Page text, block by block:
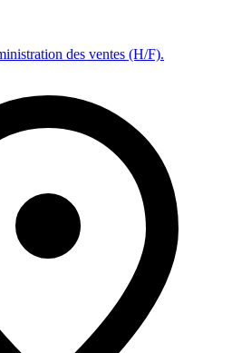
des ventes (H/F).